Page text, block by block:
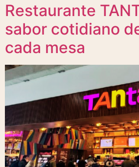
Restaurante
sabor cotidiano
cada mesa